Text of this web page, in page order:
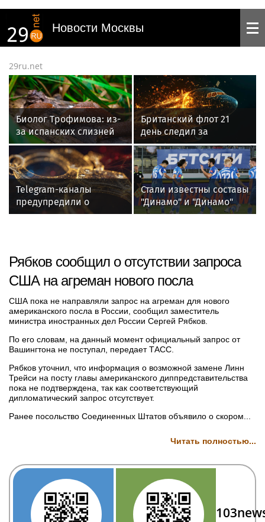
Новости Москвы
29ru.net
Биолог Трофимова: из-
за испанских слизней
может развиться
менингит
Британский флот 21
день следил за
русскими судами в
Атлантике
Telegram-каналы
предупредили о
нашествии
Стали известны составы
"Динамо" и "Динамо"
Махачкала на матч 3-го
Рябков сообщил о отсутствии запроса
США на агреман нового посла
США пока не направляли запрос на агреман для нового
американского посла в России, сообщил заместитель
министра иностранных дел России Сергей Рябков.
По его словам, на данный момент официальный запрос от
Вашингтона не поступал, передает ТАСС.
Рябков уточнил, что информация о возможной замене Линн
Трейси на посту главы американского диппредставительства
пока не подтверждена, так как соответствующий
дипломатический запрос отсутствует.
Ранее посольство Соединенных Штатов объявило о скором...
Читать полностью...